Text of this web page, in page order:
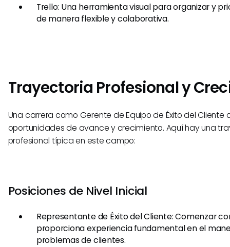
Trello: Una herramienta visual para organizar y
de manera flexible y colaborativa.
Trayectoria Profesional y
Una carrera como Gerente de Equipo de Éxito del Cliente
oportunidades de avance y crecimiento. Aquí hay una
profesional típica en este campo:
Posiciones de Nivel Inicial
Representante de Éxito del Cliente: Comenzar
proporciona experiencia fundamental en el
problemas de clientes.